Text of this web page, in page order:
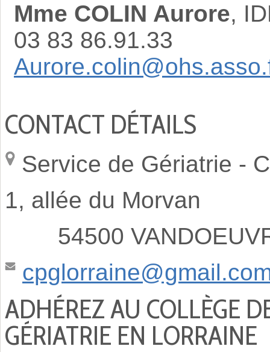
Mme COLIN Aurore,
03 83 86.91.33
CONTACT DÉTAILS
Service de Gériatrie -
1, allée du Morvan
54500
ADHÉREZ AU COLLÈGE
GÉRIATRIE EN LORRAINE